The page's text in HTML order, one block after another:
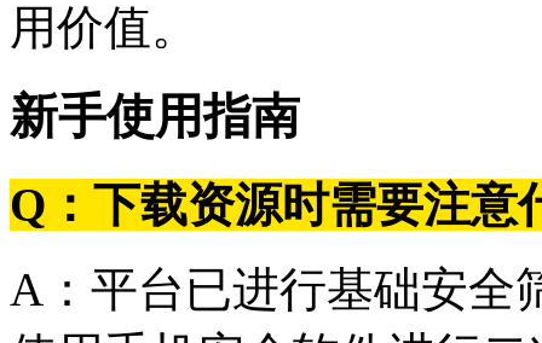
用价值。
新手使用指南
Q：下载资源时需要注意
A：平台已进行基础安全